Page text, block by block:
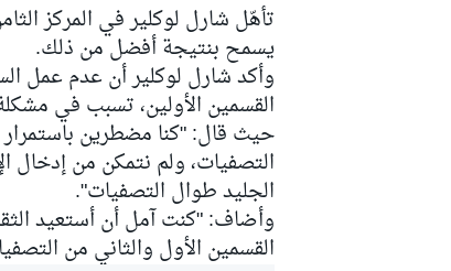
تأهّل شارل لوكلير في المركز
يسمح بنتيجة أفضل من ذلك.
وأكد شارل لوكلير أن عدم عمل
القسمين الأولين، تسبب في
حيث قال: "كنا مضطرين باستمرار
التصفيات، ولم نتمكن من
الجليد طوال التصفيات".
وأضاف: "كنت آمل أن أستعيد
القسمين الأول والثاني من